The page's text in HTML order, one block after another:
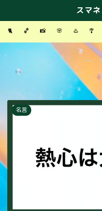
スマ
🐈 🏀 📸 🌸 ♨️ 🎐
―
名言